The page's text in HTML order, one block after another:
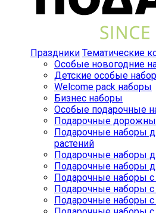
Праздники Тематические
Особые новогодние
Детские особые
Welcome pack наборы
Бизнес наборы
Особые подарочные
Подарочные
Подарочные наборы
растений
Подарочные наборы
Подарочные наборы
Подарочные наборы с
Подарочные наборы
Подарочные наборы